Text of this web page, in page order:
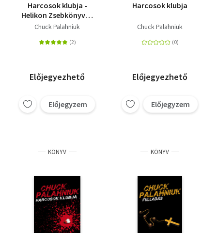
Harcosok klubja -
Helikon Zsebkönyvek
94.
Chuck Palahniuk
Előjegyezhető
Előjegyzem
Harcosok klubja
Chuck Palahniuk
Előjegyezhető
Előjegyzem
KÖNYV KÖNYV